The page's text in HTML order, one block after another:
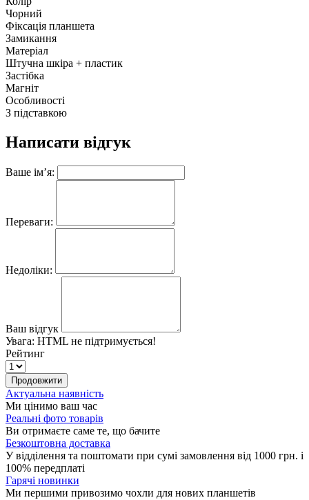
Чорний
Фіксація планшета
Замикання
Матеріал
Штучна шкіра + пластик
Застібка
Магніт
Особливості
З підставкою
Написати відгук
Ваше ім’я:
Переваги:
Недоліки:
Ваш відгук
Увага: HTML не підтримується!
Рейтинг
Продовжити
Актуальна наявність
Ми цінимо ваш час
Реальні фото товарів
Ви отримаєте саме те, що бачите
Безкоштовна доставка
У відділення та поштомати при сумі замовлення від 1000 грн. і
100% передплаті
Гарячі новинки
Ми першими привозимо чохли для нових планшетів